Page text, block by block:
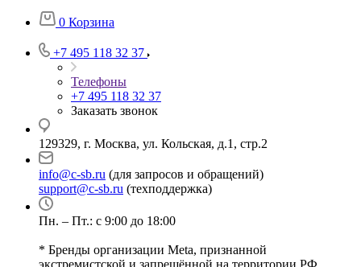
0 Корзина
+7 495 118 32 37
Телефоны
+7 495 118 32 37
Заказать звонок
129329, г. Москва, ул. Кольская, д.1, стр.2
info@c-sb.ru (для запросов и обращений)
support@c-sb.ru (техподдержка)
Пн. – Пт.: с 9:00 до 18:00
* Бренды организации Meta, признанной
экстремистской и запрещённой на территории РФ